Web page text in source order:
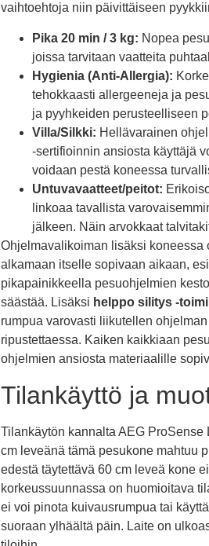
vaihtoehtoja niin päivittäiseen
Pika 20 min / 3 kg: Nopea
joissa tarvitaan vaatteita
Hygienia (Anti-Allergia):
tehokkaasti allergeeneja ja
ja pyyhkeiden perusteelliseen
Villa/Silkki: Hellävarainen
-sertifioinnin ansiosta käyttäjä
voidaan pestä koneessa
Untuvavaatteet/peitot:
linkoaa tavallista
jälkeen. Näin arvokkaat
Ohjelmavalikoiman lisäksi koneessa
alkamaan itselle sopivaan aikaan,
pikapainikkeella pesuohjelmien
säästää. Lisäksi helppo silitys -
rumpua varovasti liikutellen
ripustettaessa. Kaiken kaikkiaan
ohjelmien ansiosta materiaalille
Tilankäyttö ja
Tilankäytön kannalta AEG
cm leveänä tämä pesukone mahtuu
edestä täytettävä 60 cm leveä kone
korkeussuunnassa on huomioitava
ei voi pinota kuivausrumpua tai
suoraan ylhäältä päin. Laite on